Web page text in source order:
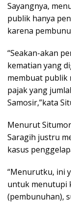
Sayangnya,
publik hanya
karena
“Seakan-akan
kematian yang
membuat publik
pajak yang
Samosir,”kata
Menurut
Saragih justru
kasus
“Menurutku, ini
untuk menutupi
(pembunuhan),